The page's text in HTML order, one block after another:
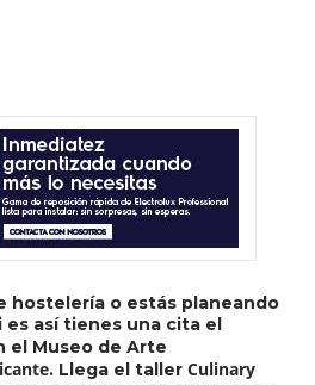
hostelería o estás planeando
es así tienes una cita el
el Museo de Arte
. Llega el taller Culinary